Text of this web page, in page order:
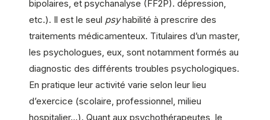
bipolaires, et psychanalyse (FF2P). dépression,
etc.). Il est le seul psyhabilité à prescrire des
traitements médicamenteux. Titulaires d’un master,
les psychologues, eux, sont notamment formés au
diagnostic des différents troubles psychologiques.
En pratique leur activité varie selon leur lieu
d’exercice (scolaire, professionnel, milieu
hospitalier…). Quant aux psychothérapeutes, le